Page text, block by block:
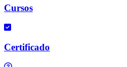
Cursos
Certificado